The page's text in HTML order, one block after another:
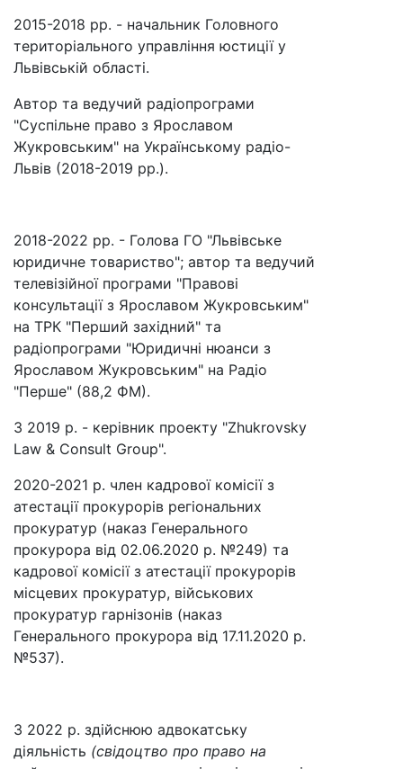
2015-2018 рр. - начальник Головного
територіального управління юстиції у
Львівській області.
Автор та ведучий радіопрограми
"Суспільне право з Ярославом
Жукровським" на Українському радіо-
Львів (2018-2019 рр.).
2018-2022 рр. - Голова ГО "Львівське
юридичне товариство"; автор та ведучий
телевізійної програми "Правові
консультації з Ярославом Жукровським"
на ТРК "Перший західний" та
радіопрограми "Юридичні нюанси з
Ярославом Жукровським" на Радіо
"Перше" (88,2 ФМ).
З 2019 р. - керівник проекту "Zhukrovsky
Law & Consult Group".
2020-2021 р. член кадрової комісії з
атестації прокурорів регіональних
прокуратур (наказ Генерального
прокурора від 02.06.2020 р. №249) та
кадрової комісії з атестації прокурорів
місцевих прокуратур, військових
прокуратур гарнізонів (наказ
Генерального прокурора від 17.11.2020 р.
№537).
З 2022 р. здійснюю адвокатську
діяльність (свідоцтво про право на